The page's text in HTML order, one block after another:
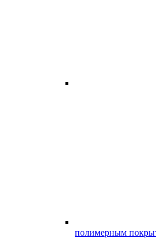
полимерным